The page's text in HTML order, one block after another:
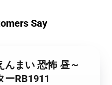
Say
まい 恐怖 昼～
RB1911